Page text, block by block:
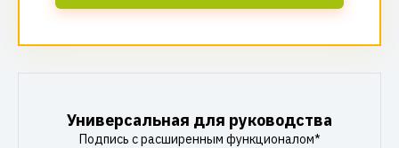
Универсальная для руководства
Подпись с расширенным функционалом*